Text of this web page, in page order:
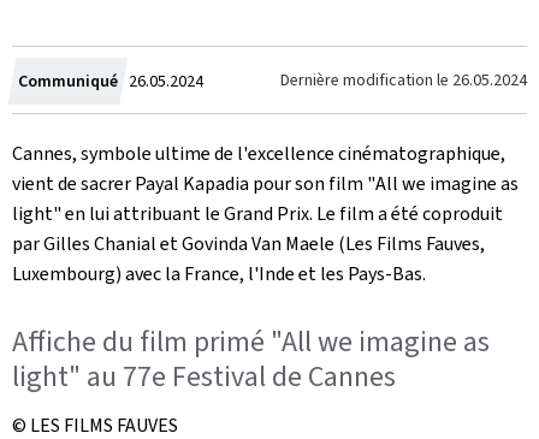
Communiqué Crée
le
26.05.2024 Dernière modification le 26.05.2024
Cannes, symbole ultime de l'excellence cinématographique,
vient de sacrer Payal Kapadia pour son film "All we imagine as
light" en lui attribuant le Grand Prix. Le film a été coproduit
par Gilles Chanial et Govinda Van Maele (Les Films Fauves,
Luxembourg) avec la France, l'Inde et les Pays-Bas.
Affiche du film primé "All we imagine as
light" au 77e Festival de Cannes
© LES FILMS FAUVES